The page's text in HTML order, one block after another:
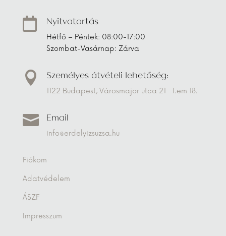
 Nyitvatartás
Hétfő – Péntek: 08:00-17:00
Szombat-Vasárnap: Zárva
 Személyes átvételi lehetőség:
1122 Budapest, Városmajor utca 21 1.em 18.
 Email
info@erdelyizsuzsa.hu
Fiókom
Adatvédelem
ÁSZF
Impresszum